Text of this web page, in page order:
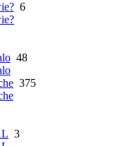
6
48
375
3